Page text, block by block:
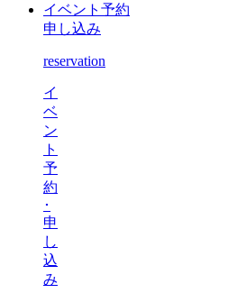
イベント予約
申し込み
reservation
イ
ベ
ン
ト
予
約
･
申
し
込
み